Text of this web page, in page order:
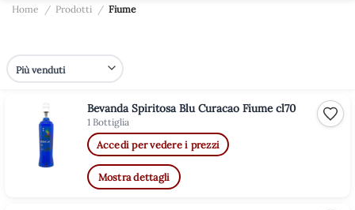
Home / Prodotti / Fiume
Bevanda Spiritosa Blu Curacao Fiume cl70
1 Bottiglia
Accedi per vedere i prezzi
Mostra dettagli